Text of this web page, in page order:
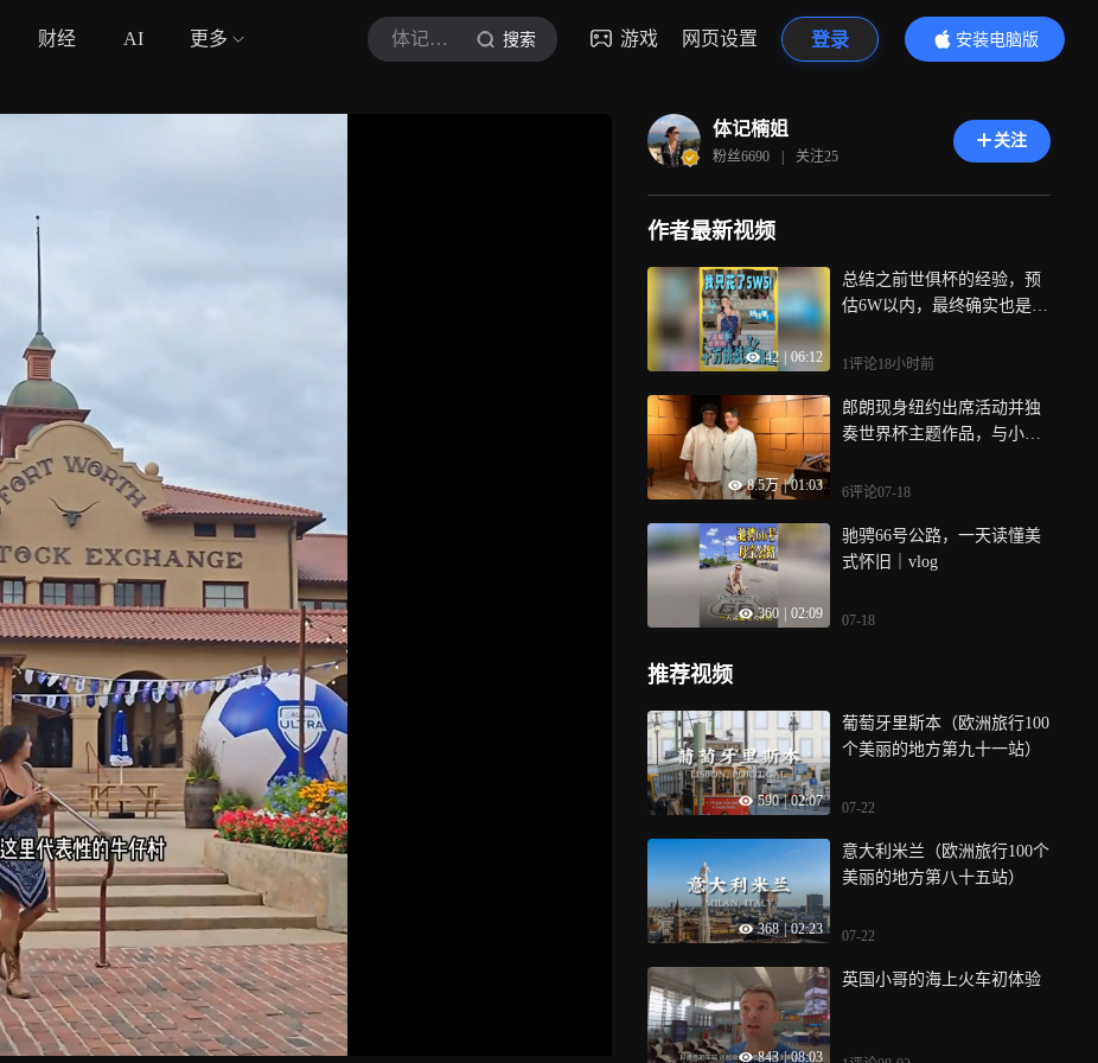
财经 AI 更多 体记楠姐 搜索 游戏 网页设置 登录
安装电脑版
内容更精彩
体记楠姐
粉丝6690 | 关注25
关注
作者最新视频
42 06:12
总结之前世俱杯的经验，预
估6W以内，最终确实也是控
省，欢迎在评论区互动
1评论18小时前
8.5万 | 01:03
郎朗现身纽约出席活动并独
奏世界杯主题作品，与小罗
6评论07-18
360 02:09
驰骋66号公路，一天读懂美
式怀旧｜vlog
07-18
推荐视频
590 | 02:07
葡萄牙里斯本（欧洲旅行100
个美丽的地方第九十一站）
07-22
368 | 02:23
意大利米兰（欧洲旅行100个
美丽的地方第八十五站）
07-22
843 | 08:03
英国小哥的海上火车初体验